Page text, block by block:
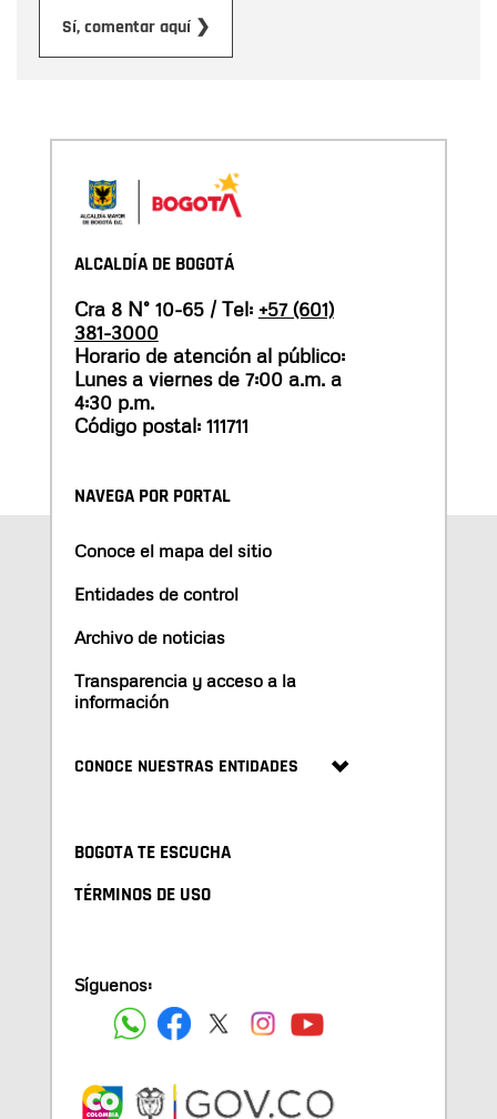
Sí, comentar aquí ❯
ALCALDÍA DE BOGOTÁ
Cra 8 N° 10-65 / Tel: +57 (601)
381-3000
Horario de atención al público:
Lunes a viernes de 7:00 a.m. a
4:30 p.m.
Código postal: 111711
NAVEGA POR PORTAL
Conoce el mapa del sitio
Entidades de control
Archivo de noticias
Transparencia y acceso a la
información
CONOCE NUESTRAS ENTIDADES
BOGOTA TE ESCUCHA
TÉRMINOS DE USO
Síguenos: